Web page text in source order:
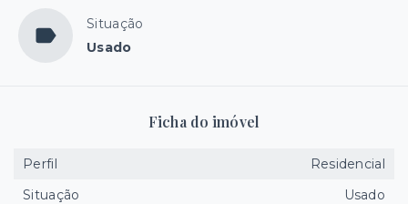
Situação
Usado
Ficha do imóvel
Perfil
Residencial
Situação
Usado